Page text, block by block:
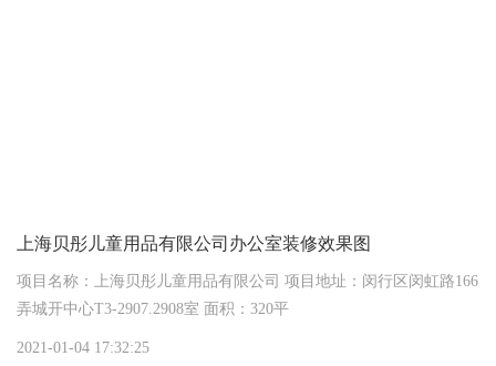
上海贝彤儿童用品有限公司办公室装修效果图
项目名称：上海贝彤儿童用品有限公司 项目地址：闵行区闵虹路166
弄城开中心T3-2907.2908室 面积：320平
2021-01-04 17:32:25